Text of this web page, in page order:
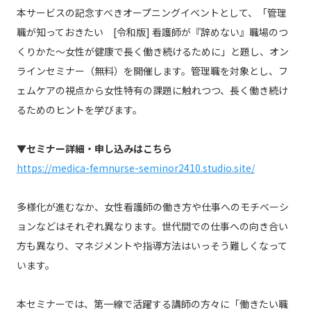
本サービスの記念すべきオープニングイベントとして、「管理
職が知っておきたい [令和版] 看護師が『辞めない』職場のつ
くりかた～女性が健康で長く働き続けるために」と題し、オン
ラインセミナー（無料）を開催します。管理職を対象とし、フ
ェムケアの視点から女性特有の課題に触れつつ、長く働き続け
るためのヒントを学びます。
▼セミナー詳細・申し込みはこちら
https://medica-femnurse-seminor2410.studio.site/
多様化が進むなか、女性看護師の働き方や仕事へのモチベーシ
ョンなどはそれぞれ異なります。世代間での仕事への向き合い
方も異なり、マネジメントや指導方法はいっそう難しくなって
います。
本セミナーでは、第一線で活躍する講師の方々に「働きたい職